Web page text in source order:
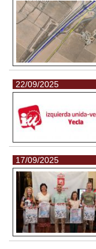
22/09/2025
17/09/2025